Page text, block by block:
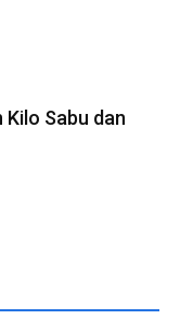
Sabu dan